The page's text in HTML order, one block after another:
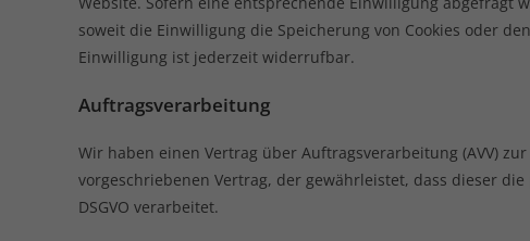
soweit die Einwilligung die Speicherung von Cookies oder
Einwilligung ist jederzeit widerrufbar.
Auftragsverarbeitung
Wir haben einen Vertrag über Auftragsverarbeitung (AVV)
vorgeschriebenen Vertrag, der gewährleistet, dass dieser
DSGVO verarbeitet.